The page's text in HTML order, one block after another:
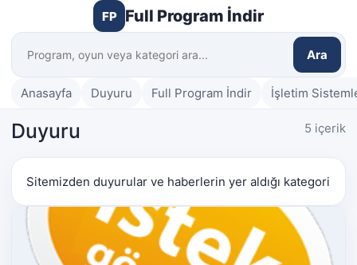
FP Full Program İndir
Ara
Anasayfa Duyuru Full Program İndir İşletim
Duyuru 5 içerik
Sitemizden duyurular ve haberlerin yer aldığı kategori